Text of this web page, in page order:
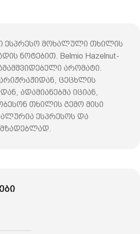
ესპრესო მოხალული თხილის
ნოტებით. Belmio Hazelnut-
არომატი.
ცეცხლის
ადამიანებმა იციან,
თხილის გემო მისი
ესპრესოს და